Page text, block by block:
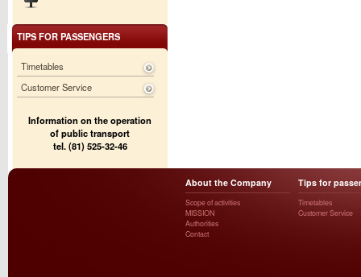
TIPS FOR PASSENGERS
Timetables
Customer Service
Information on the operation
of public transport
tel. (81) 525-32-46
About the Company
Scope of activities
MISSION
Authorities
Contact
Tips for
Timetables
Customer Service